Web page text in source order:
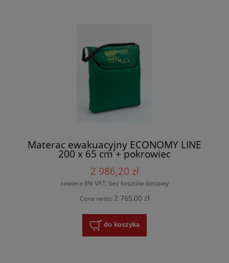
Materac ewakuacyjny ECONOMY LINE
200 x 65 cm + pokrowiec
2 986,20 zł
zawiera 8% VAT, bez kosztów dostawy
Cena netto: 2 765,00 zł
do koszyka